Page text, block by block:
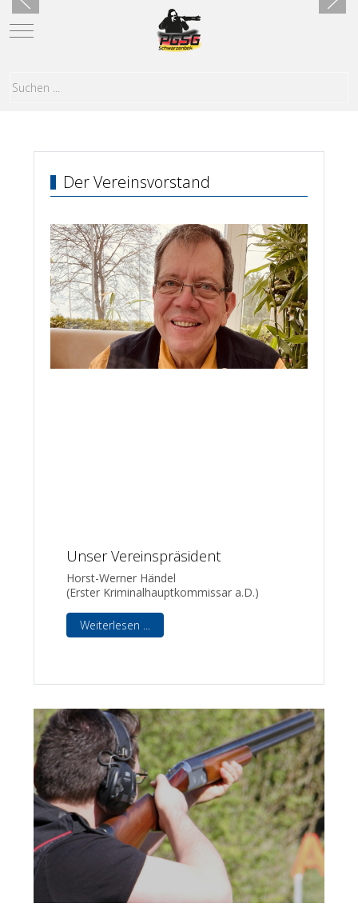
Mobile Menu Toggle
Der Vereinsvorstand
Unser Vereinspräsident
Horst-Werner Händel
(Erster Kriminalhauptkommissar a.D.)
Weiterlesen ...